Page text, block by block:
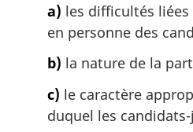
a) les difficultés
en personne des
b) la nature de la
c) le caractère
duquel les